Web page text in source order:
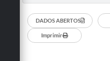
Legislação
DADOS ABERTOS
Imprimir